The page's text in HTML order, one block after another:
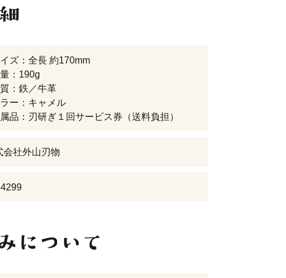
ズ：全長 約170mm
：190g
：鉄／牛革
ー：キャメル
品：刃研ぎ１回サービス券（送料負担）
会社外山刃物